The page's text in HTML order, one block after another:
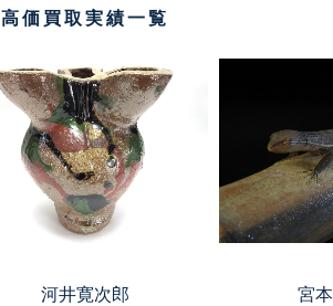
高価買取実績一覧
河井寛次郎
宮